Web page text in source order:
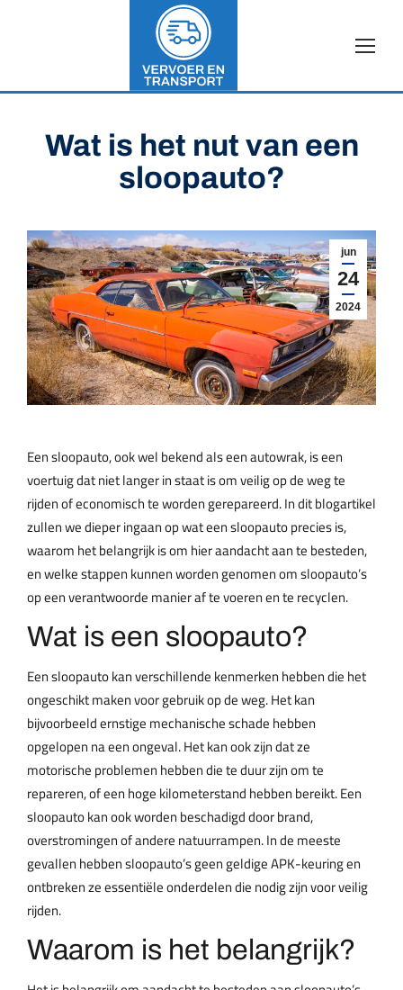
Wat is het nut van een
sloopauto?
jun
24
2024
Eensloopauto, ook wel bekend als een autowrak, is een
voertuig dat niet langer in staat is om veilig op de weg te
rijden of economisch te worden gerepareerd. In dit blogartikel
zullen we dieper ingaan op wat een sloopauto precies is,
waarom het belangrijk is om hier aandacht aan te besteden,
en welke stappen kunnen worden genomen om sloopauto’s
op een verantwoorde manier af te voeren en te recyclen.
Wat is een sloopauto?
Een sloopauto kan verschillende kenmerken hebben die het
ongeschikt maken voor gebruik op de weg. Het kan
bijvoorbeeld ernstige mechanische schade hebben
opgelopen na een ongeval. Het kan ook zijn dat ze
motorische problemen hebben die te duur zijn om te
repareren, of een hoge kilometerstand hebben bereikt. Een
sloopauto kan ook worden beschadigd door brand,
overstromingen of andere natuurrampen. In de meeste
gevallen hebben sloopauto’s geen geldige APK-keuring en
ontbreken ze essentiële onderdelen die nodig zijn voor veilig
rijden.
Waarom is het belangrijk?